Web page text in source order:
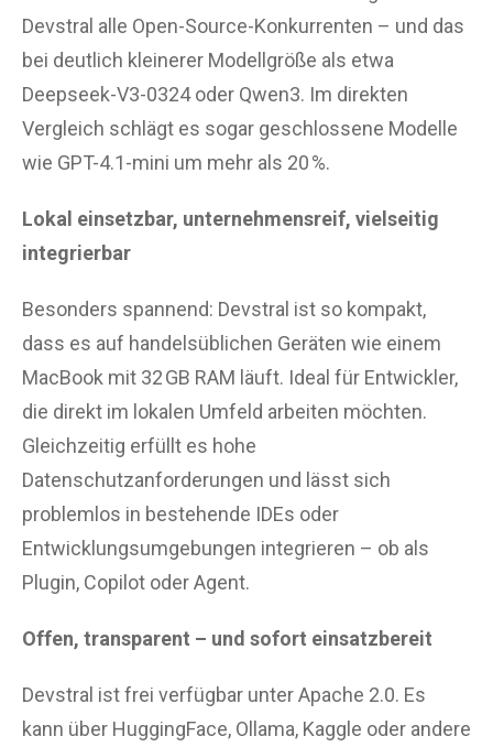
Devstral alle Open-Source-Konkurrenten – und das
bei deutlich kleinerer Modellgröße als etwa
Deepseek-V3-0324 oder Qwen3. Im direkten
Vergleich schlägt es sogar geschlossene Modelle
wie GPT-4.1-mini um mehr als 20 %.
Lokal einsetzbar, unternehmensreif, vielseitig
integrierbar
Besonders spannend: Devstral ist so kompakt,
dass es auf handelsüblichen Geräten wie einem
MacBook mit 32 GB RAM läuft. Ideal für Entwickler,
die direkt im lokalen Umfeld arbeiten möchten.
Gleichzeitig erfüllt es hohe
Datenschutzanforderungen und lässt sich
problemlos in bestehende IDEs oder
Entwicklungsumgebungen integrieren – ob als
Plugin, Copilot oder Agent.
Offen, transparent – und sofort einsatzbereit
Devstral ist frei verfügbar unter Apache 2.0. Es
kann über HuggingFace, Ollama, Kaggle oder andere